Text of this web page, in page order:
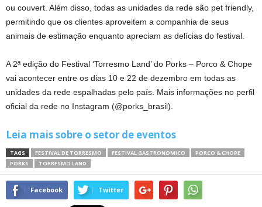
ou couvert. Além disso, todas as unidades da rede são pet friendly,
permitindo que os clientes aproveitem a companhia de seus
animais de estimação enquanto apreciam as delícias do festival.
A 2ª edição do Festival ‘Torresmo Land’ do Porks – Porco & Chope
vai acontecer entre os dias 10 e 22 de dezembro em todas as
unidades da rede espalhadas pelo país. Mais informações no perfil
oficial da rede no Instagram (@porks_brasil).
Leia mais sobre o setor de eventos
TAGS FESTIVAL DE TORRESMO FESTIVAL GASTRONOMICO
PORCO & CHOPE
PORKS
TORRESMO LAND
Facebook Twitter